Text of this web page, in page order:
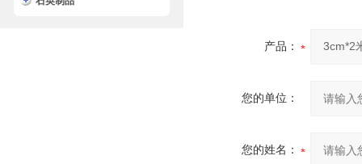
产品：
您的单位：
您的姓名：